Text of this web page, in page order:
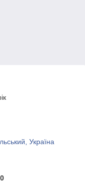
Україна